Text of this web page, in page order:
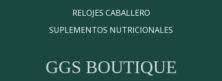
RELOJES CABALLERO
SUPLEMENTOS NUTRICIONALES
GGS BOUTIQUE